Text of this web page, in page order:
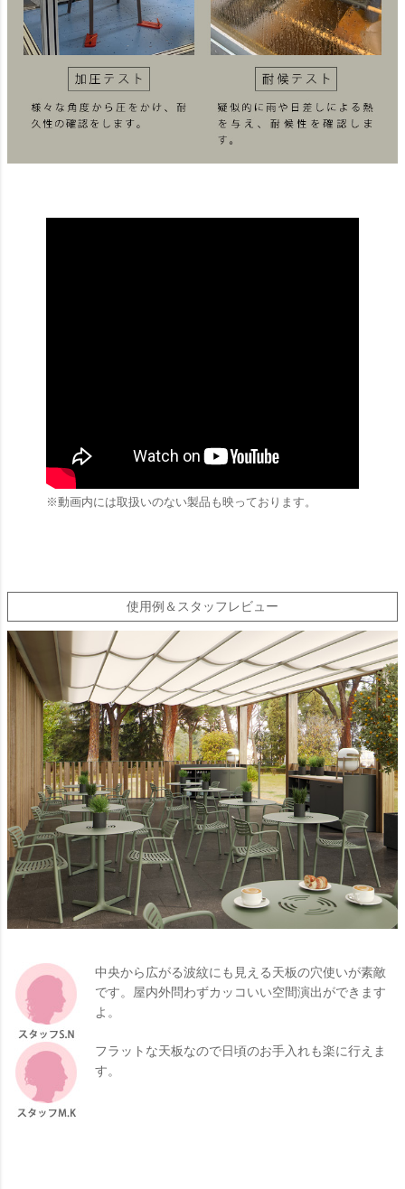
※動画内には取扱いのない製品も映っております。
使用例＆スタッフレビュー
中央から広がる波紋にも見える天板の穴使いが素敵
です。屋内外問わずカッコいい空間演出ができます
よ。
フラットな天板なので日頃のお手入れも楽に行えま
す。